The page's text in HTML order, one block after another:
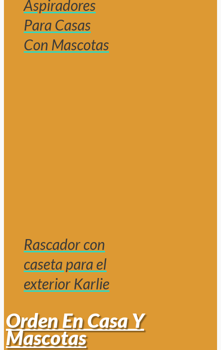
Aspiradores
Para Casas
Con Mascotas
Rascador con
caseta para el
exterior Karlie
Orden En Casa Y
Mascotas